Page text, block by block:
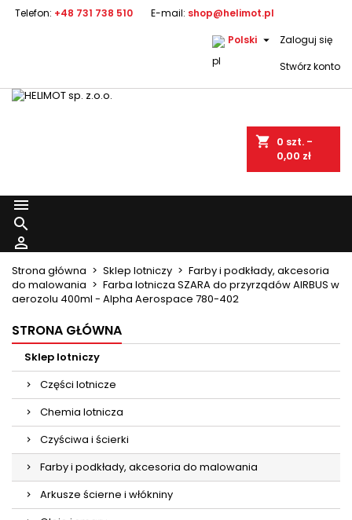
Telefon: +48 731 738 510 E-mail: shop@helimot.pl
Zaloguj się
Stwórz konto
Polski 
shopping_cart 0 szt. -
0,00 zł



Strona główna Sklep lotniczy
Farby i podkłady, akcesoria
do malowania
Farba lotnicza SZARA do przyrządów AIRBUS w
aerozolu 400ml - Alpha Aerospace 780-402
STRONA GŁÓWNA
Sklep lotniczy
Części lotnicze
Chemia lotnicza
Czyściwa i ścierki
Farby i podkłady, akcesoria do malowania
Arkusze ścierne i włókniny